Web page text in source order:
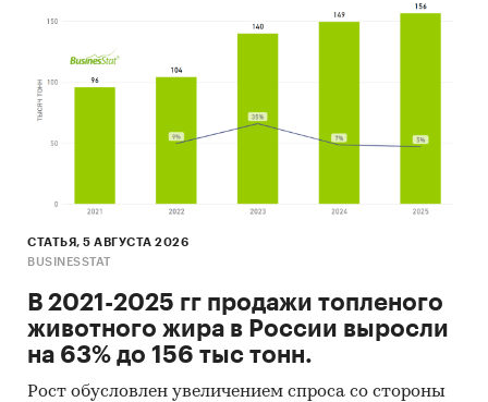
индустриального масла
В работе представлены профили крупнейших
компаний-производителей индустриального
Профили компаний показывают информацию
компаний, актуальную контактную
Прогноз развития рынка индустриального
масла
Составлен прогноз развития рынка
СТАТЬЯ, 5 АВГУСТА 2026
BUSINESSTAT
В 2021-2025 гг продажи топленого
животного жира в России выросли
на 63% до 156 тыс тонн.
Рост обусловлен увеличением спроса со стороны